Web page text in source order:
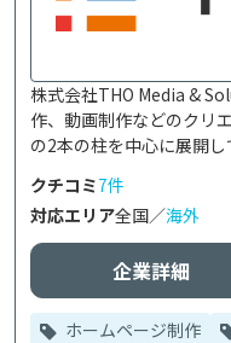
株式会社THO Media &
作、動画制作などのクリ
の2本の柱を中心に展開
クチコミ7件
対応エリア全国／海外
企業詳細
ホームページ制作